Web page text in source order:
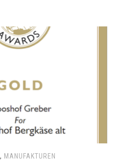
, MANUFAKTUREN